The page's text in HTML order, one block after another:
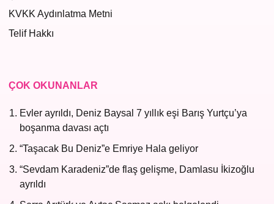
KVKK Aydınlatma Metni
Telif Hakkı
ÇOK OKUNANLAR
Evler ayrıldı, Deniz Baysal 7 yıllık eşi Barış Yurtçu’ya
boşanma davası açtı
“Taşacak Bu Deniz”e Emriye Hala geliyor
“Sevdam Karadeniz”de flaş gelişme, Damlasu İkizoğlu
ayrıldı